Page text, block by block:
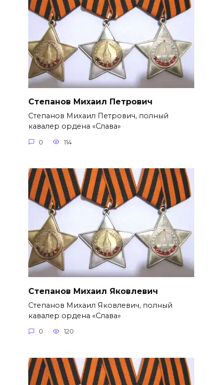
Степанов Михаил Петрович
Степанов Михаил Петрович, полный
кавалер ордена «Слава»
0 114
Степанов Михаил Яковлевич
Степанов Михаил Яковлевич, полный
кавалер ордена «Слава»
0 120